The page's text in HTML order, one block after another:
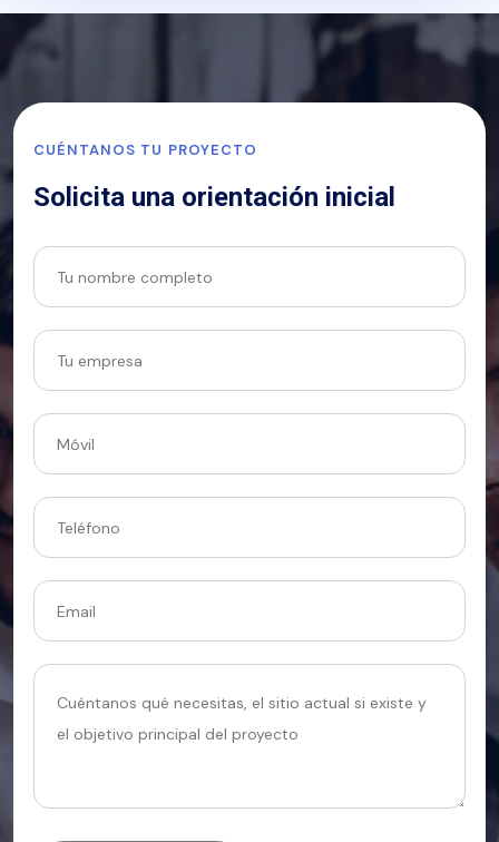
CUÉNTANOS TU PROYECTO
Solicita una orientación inicial